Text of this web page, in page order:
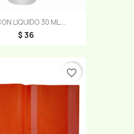
LIQUIDO 30 ML...
$ 36
favorite_border